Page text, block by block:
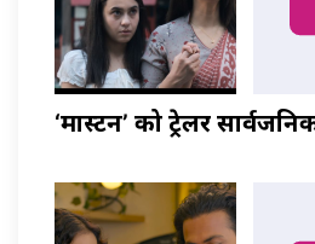
‘मास्टर्नी’ को ट्रेलर